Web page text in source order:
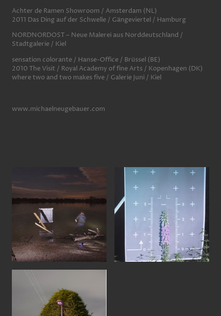
Achter de Ramen Showroom / Amsterdam (NL)
2011 Das Ding auf der Schwelle / Gängeviertel / Hamburg
NORDNORDOST – Neue Malerei aus Norddeutschland /
Stadtgalerie / Kiel
sensation colorante / Hanse-Office / Brüssel (BE)
2010 The Visit / Royal Academy of fine Arts / Kopenhagen (DK)
where two and two makes five / Galerie Juni / Kiel
www.michaelneugebauer.com